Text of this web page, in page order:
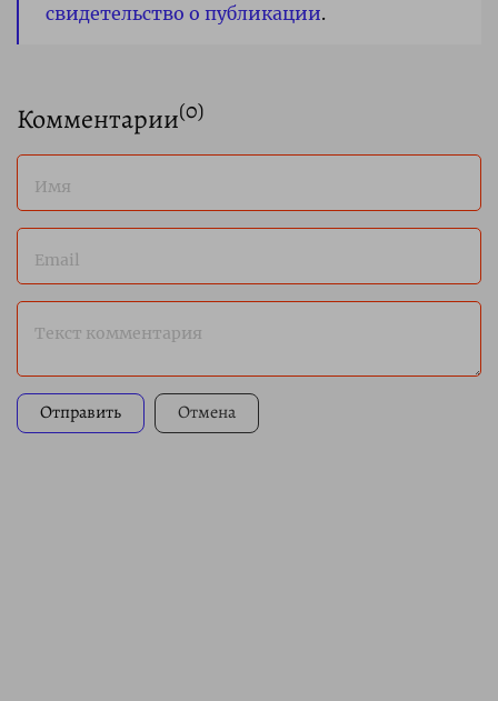
свидетельство о публикации.
Комментарии(0)
Имя
Email
Текст комментария
Отправить Отмена